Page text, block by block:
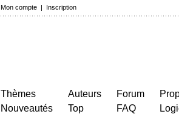
Mon compte | Inscription
Thèmes
Nouveautés
Auteurs
Top
Forum
FAQ